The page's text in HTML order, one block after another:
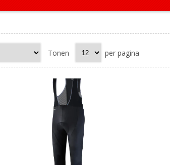
Tonen per pagina